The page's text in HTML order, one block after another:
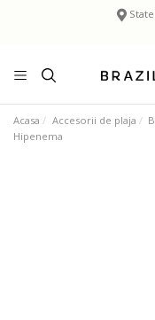
Acasa Accesorii de plaja
Hipenema